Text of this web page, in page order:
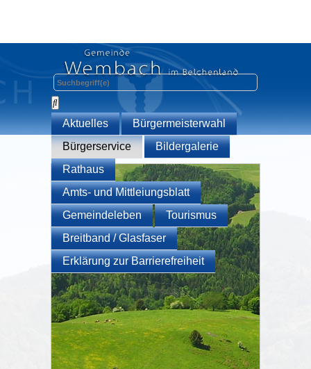
Aktuelles
Bürgermeisterwahl
Bürgerservice
Bildergalerie
Rathaus
Amts- und Mittleiungsblatt
Gemeindeleben
Tourismus
Breitband / Glasfaser
Erklärung zur Barrierefreiheit